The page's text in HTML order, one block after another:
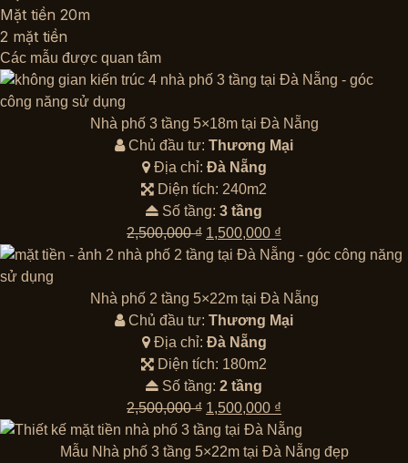
Mặt tiền 20m
2 mặt tiền
Các mẫu được quan tâm
Nhà phố 3 tầng 5×18m tại Đà Nẵng
Chủ đầu tư: Thương Mại
Địa chỉ: Đà Nẵng
Diện tích: 240m2
Số tầng: 3 tầng
2,500,000₫ Giá
gốc
2,500,000 ₫.
1,500,000 ₫
hiện
là:
1,500,000 ₫.
Nhà phố 2 tầng 5×22m tại Đà Nẵng
Chủ đầu tư: Thương Mại
Địa chỉ: Đà Nẵng
Diện tích: 180m2
Số tầng: 2 tầng
2,500,000₫ Giá
gốc
là:
1,500,000 ₫
hiện
tại
Mẫu Nhà phố 3 tầng 5×22m tại Đà Nẵng đẹp